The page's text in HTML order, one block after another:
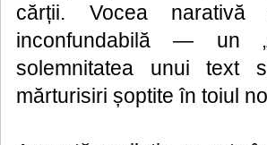
cărții. Vocea narativă
inconfundabilă — un
solemnitatea unui text
mărturisiri șoptite în toiul